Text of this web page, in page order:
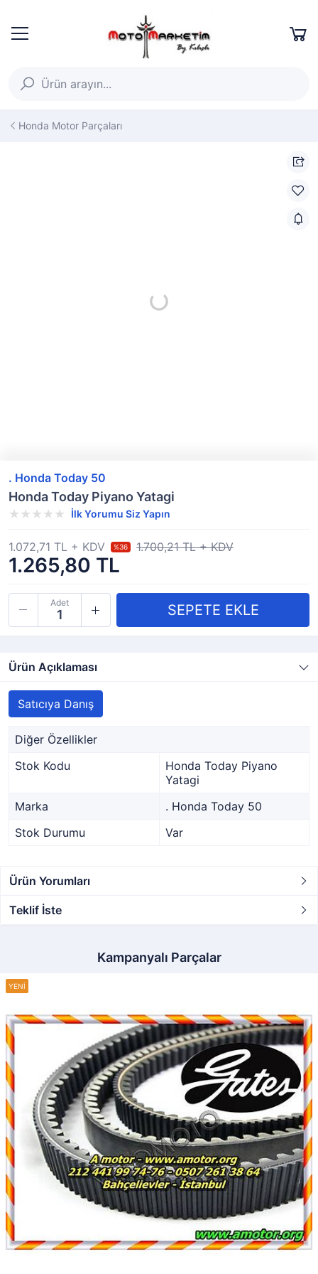
Honda Motor Parçaları
. Honda Today 50
Honda Today Piyano Yatagi
İlk Yorumu Siz Yapın
1.265,80 TL
1.072,71 TL + KDV %36 1.700,21 TL + KDV
Adet
Ürün Açıklaması
Satıcıya Danış
Diğer Özellikler
Stok Kodu
Honda Today Piyano
Yatagi
Marka
. Honda Today 50
Stok Durumu
Var
Ürün Yorumları
Teklif İste
Kampanyalı Parçalar